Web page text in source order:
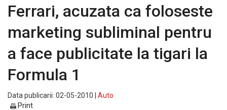
Ferrari, acuzata ca foloseste
marketing subliminal pentru
a face publicitate la tigari la
Formula 1
Data publicarii: 02-05-2010 | Auto
Print